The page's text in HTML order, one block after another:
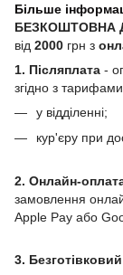
Більше
БЕЗКОШТОВНА
від 2000 грн з
1. Післяплата -
згідно з
у відділенні;
кур'єру при
2. Онлайн-
замовлення
Apple Pay або
3.